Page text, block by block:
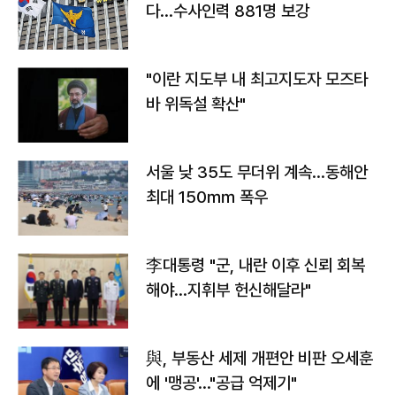
다…수사인력 881명 보강
"이란 지도부 내 최고지도자 모즈타
바 위독설 확산"
서울 낮 35도 무더위 계속…동해안
최대 150㎜ 폭우
李대통령 "군, 내란 이후 신뢰 회복
해야…지휘부 헌신해달라"
與, 부동산 세제 개편안 비판 오세훈
에 '맹공'…"공급 억제기"